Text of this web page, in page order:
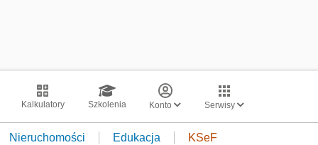
Kalkulatory Szkolenia Konto Serwisy
Nieruchomości Edukacja KSeF